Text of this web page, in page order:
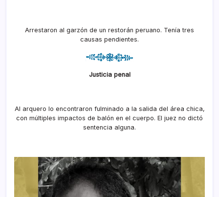
Arrestaron al garzón de un restorán peruano. Tenía tres
causas pendientes.
Justicia penal
Al arquero lo encontraron fulminado a la salida del área chica,
con múltiples impactos de balón en el cuerpo. El juez no dictó
sentencia alguna.